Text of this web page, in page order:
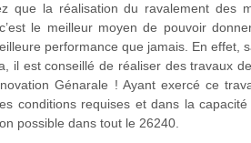
que la réalisation du ravalement des
le meilleur moyen de pouvoir
performance que jamais. En effet,
il est conseillé de réaliser des travaux
Génarale ! Ayant exercé ce
conditions requises et dans la
possible dans tout le 26240.